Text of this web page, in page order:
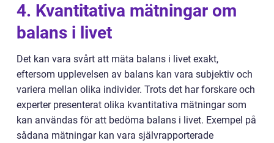
4. Kvantitativa mätningar om
balans i livet
Det kan vara svårt att mäta balans i livet exakt,
eftersom upplevelsen av balans kan vara subjektiv och
variera mellan olika individer. Trots det har forskare och
experter presenterat olika kvantitativa mätningar som
kan användas för att bedöma balans i livet. Exempel på
sådana mätningar kan vara självrapporterade